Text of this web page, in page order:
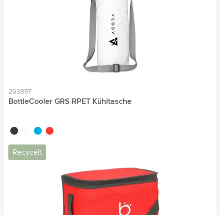
263897
BottleCooler GRS RPET Kühltasche
noir blancbleu rouge
Recycelt